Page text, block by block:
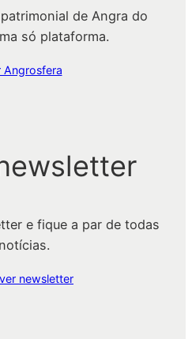
de Angra do
só plataforma.
Angrosfera
e fique a par de todas
newsletter